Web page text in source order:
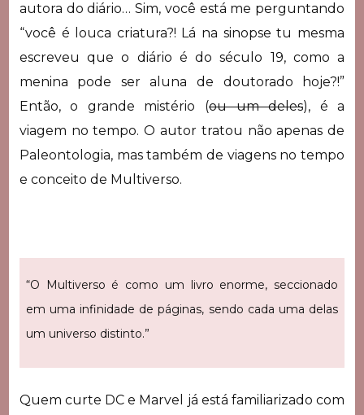
autora do diário… Sim, você está me perguntando
“você é louca criatura?! Lá na sinopse tu mesma
escreveu que o diário é do século 19, como a
menina pode ser aluna de doutorado hoje?!”
Então, o grande mistério (ou um deles), é a
viagem no tempo. O autor tratou não apenas de
Paleontologia, mas também de viagens no tempo
e conceito de Multiverso.
“O Multiverso é como um livro enorme, seccionado
em uma infinidade de páginas, sendo cada uma delas
um universo distinto.”
Quem curte DC e Marvel já está familiarizado com